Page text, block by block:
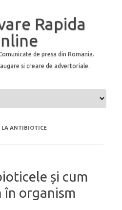
Rapida
de presa din Romania.
si creare de advertoriale.
LA ANTIBIOTICE
și cum
în organism